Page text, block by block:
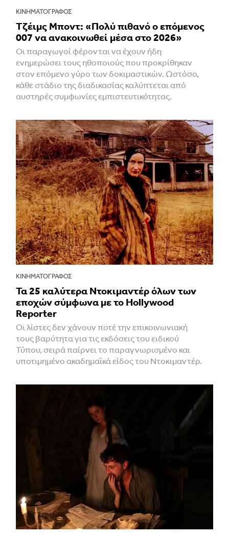
ΚΙΝΗΜΑΤΟΓΡΆΦΟΣ
Τζέιμς Μποντ: «Πολύ πιθανό ο επόμενος
007 να ανακοινωθεί μέσα στο 2026»
Οι παραγωγοί φέρονται να έχουν ήδη
ενημερώσει τους ηθοποιούς που προκρίθηκαν
στον επόμενο γύρο των δοκιμαστικών. Ωστόσο,
κάθε στάδιο της διαδικασίας καλύπτεται από
αυστηρές συμφωνίες εμπιστευτικότητας.
ΚΙΝΗΜΑΤΟΓΡΆΦΟΣ
Τα 25 καλύτερα Ντοκιμαντέρ όλων των
εποχών σύμφωνα με το Hollywood
Reporter
Οι λίστες δεν χάνουν ποτέ την επικοινωνιακή
τους βαρύτητα για τις εκδόσεις του ειδικού
Τύπου, σειρά παίρνει το παραγνωρισμένο και
υποτιμημένο ακαδημαϊκά είδος του Ντοκιμαντέρ.